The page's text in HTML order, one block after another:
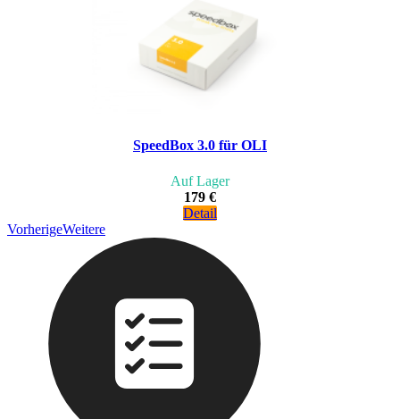
SpeedBox 3.0 für OLI
Auf Lager
179 €
Detail
VorherigeWeitere